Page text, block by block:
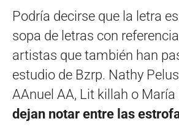
Podría decirse que la letra
sopa de letras con
artistas que también han
estudio de Bzrp. Nathy
AAnuel AA, Lit killah o María
dejan notar entre las